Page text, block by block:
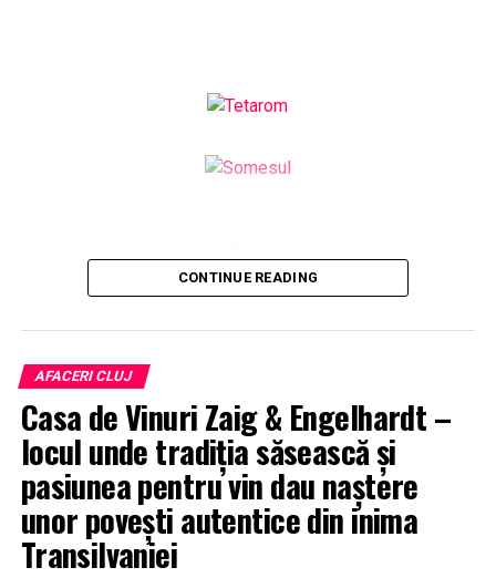
CONTINUE READING
AFACERI CLUJ
Casa de Vinuri Zaig & Engelhardt –
locul unde tradiția săsească și
pasiunea pentru vin dau naștere
unor povești autentice din inima
Transilvaniei